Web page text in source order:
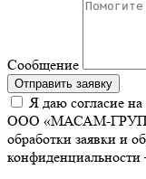
Сообщение
Отправить заявку
Я даю согласие
ООО «МАСАМ-
обработки заявки и